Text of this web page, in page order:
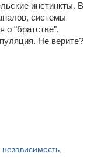
инстинкты. В
системы
о "братстве",
Не верите?
независимость,